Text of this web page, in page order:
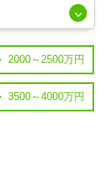
2000～2500万円
3500～4000万円